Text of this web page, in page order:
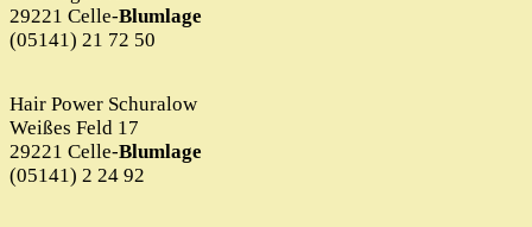
29221 Celle-Blumlage
(05141) 21 72 50
Hair Power Schuralow
Weißes Feld 17
29221 Celle-Blumlage
(05141) 2 24 92